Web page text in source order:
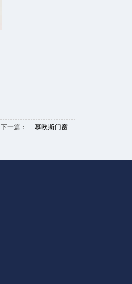
下一篇： 慕欧斯门窗